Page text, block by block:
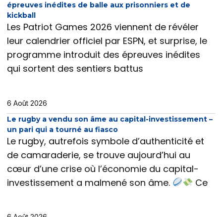
épreuves inédites de balle aux prisonniers et de
kickball
Les Patriot Games 2026 viennent de révéler
leur calendrier officiel par ESPN, et surprise, le
programme introduit des épreuves inédites
qui sortent des sentiers battus
6 Août 2026
Le rugby a vendu son âme au capital-investissement –
un pari qui a tourné au fiasco
Le rugby, autrefois symbole d’authenticité et
de camaraderie, se trouve aujourd’hui au
cœur d’une crise où l’économie du capital-
investissement a malmené son âme.
Ce